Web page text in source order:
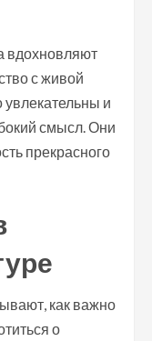
вдохновляют
с живой
увлекательны и
смысл. Они
прекрасного
как важно
о